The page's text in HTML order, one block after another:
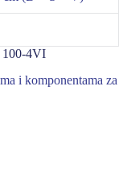
100-4VI
i komponentama za